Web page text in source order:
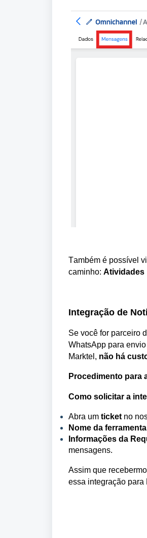
Também é possível
caminho: Atividades
Integração de
Se você for parceiro
WhatsApp para
Marktel , não há
Procedimento para
Como solicitar a
Abra um ticket no
Nome da ferramenta
Informações da
mensagens.
Assim que
essa integração para